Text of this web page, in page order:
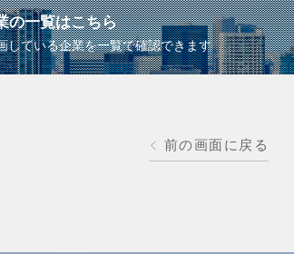
の一覧はこちら
している企業を一覧で確認できます
前の画面に戻る